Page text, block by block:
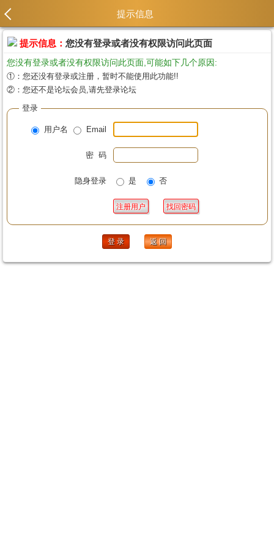
提示信息
提示信息： 您没有登录或者没有权限访问此页面
您没有登录或者没有权限访问此页面,可能如下几个原因:
①：您还没有登录或注册，暂时不能使用此功能!!
②：您还不是论坛会员,请先登录论坛
登录
用户名 Email
密 码
隐身登录 是 否